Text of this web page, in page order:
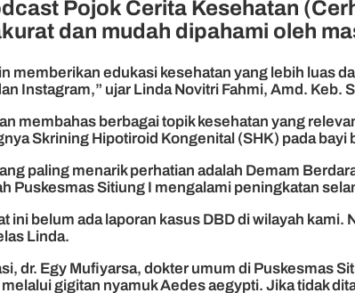
Pojok Cerita Kesehatan
dan mudah dipahami oleh
memberikan edukasi kesehatan yang lebih luas
Instagram,” ujar Linda Novitri Fahmi, Amd.
membahas berbagai topik kesehatan yang
Skrining Hipotiroid Kongenital (SHK) pada bayi
paling menarik perhatian adalah Demam
Puskesmas Sitiung I mengalami peningkatan
ini belum ada laporan kasus DBD di wilayah
Linda.
dr. Egy Mufiyarsa, dokter umum di Puskesmas
gigitan nyamuk Aedes aegypti. Jika tidak